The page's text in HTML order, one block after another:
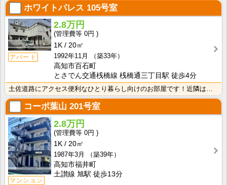
ホワイトパレス 105号室
アパート
2.8万円
0円
1K
20㎡
1992年11月
（築33年）
高知市百石町
とさでん交通桟橋線 桟橋通三丁目駅 徒歩4分
コーポ葉山 201号室
マンション
2.8万円
0円
1K
20㎡
1987年3月
（築39年）
高知市福井町
土讃線 旭駅 徒歩13分